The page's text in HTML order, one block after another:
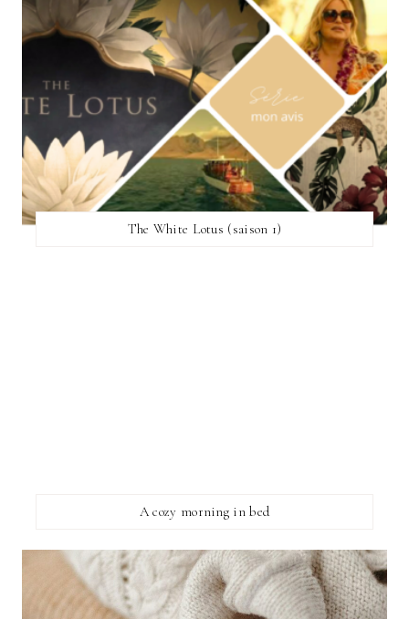
The White Lotus (saison 1)
A cozy morning in bed